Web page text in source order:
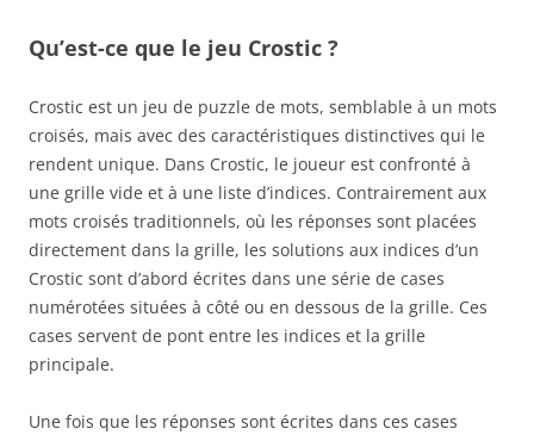
Qu’est-ce que le jeu Crostic ?
Crostic est un jeu de puzzle de mots, semblable à un mots
croisés, mais avec des caractéristiques distinctives qui le
rendent unique. Dans Crostic, le joueur est confronté à
une grille vide et à une liste d’indices. Contrairement aux
mots croisés traditionnels, où les réponses sont placées
directement dans la grille, les solutions aux indices d’un
Crostic sont d’abord écrites dans une série de cases
numérotées situées à côté ou en dessous de la grille. Ces
cases servent de pont entre les indices et la grille
principale.
Une fois que les réponses sont écrites dans ces cases